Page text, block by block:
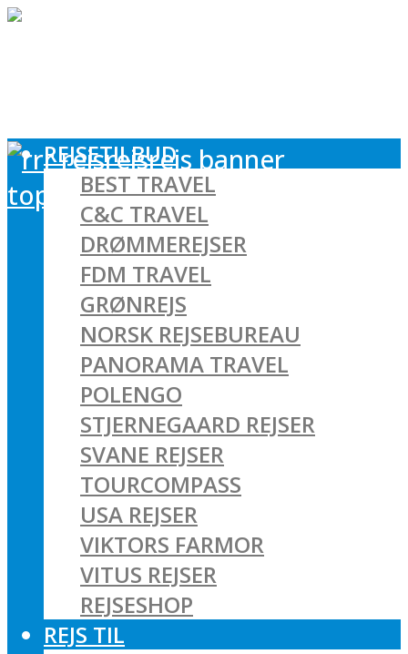
REJSETILBUD
BEST TRAVEL
C&C TRAVEL
DRØMMEREJSER
FDM TRAVEL
GRØNREJS
NORSK REJSEBUREAU
PANORAMA TRAVEL
POLENGO
STJERNEGAARD REJSER
SVANE REJSER
TOURCOMPASS
USA REJSER
VIKTORS FARMOR
VITUS REJSER
REJSESHOP
REJS TIL